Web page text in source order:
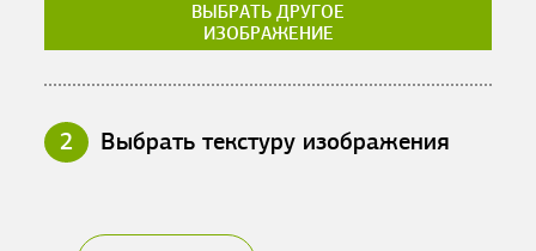
ВЫБРАТЬ ДРУГОЕ
ИЗОБРАЖЕНИЕ
2 Выбрать текстуру изображения